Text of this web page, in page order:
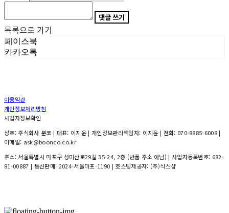
댓글 쓰기
목록으로 가기
페이스북
카카오톡
이용약관
개인정보처리방침
사업자정보확인
상호: 주식회사 분코 | 대표: 이지윤 | 개인정보관리책임자: 이지윤 | 전화: 070-8885-6008 |
이메일: ask@boonco.co.kr
주소: 서울특별시 마포구 성미산로29길 35-24, 2층 (반품 주소 아님) | 사업자등록번호: 682-
81-00887 | 통신판매: 2024-서울마포-1190 | 호스팅제공자: (주)식스샵